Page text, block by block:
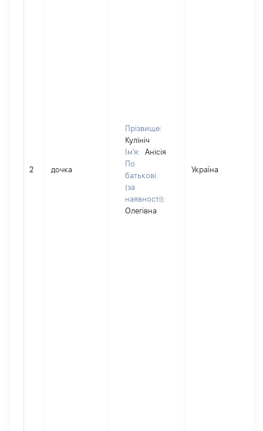
2 дочка
Прізвище:
Кулініч
Ім'я:
Анісія
По
батькові
(за
наявності):
Олегівна
Україна